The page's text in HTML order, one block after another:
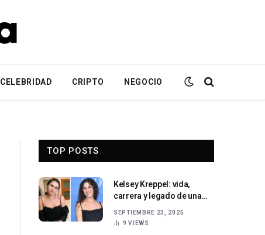
CELEBRIDAD CRIPTO NEGOCIO
TOP POSTS
Kelsey Kreppel: vida,
carrera y legado de una
SEPTIEMBRE 23, 2025
9VIEWS